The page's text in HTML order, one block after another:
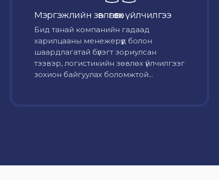
Мэргэжлийн зөвлөгөө өгөх үйлчилгээ
Бид танай компанийн гадаад
харилцааны менежерүүд болон
шаардлагатай бүлэгт зориулсан
тээвэр, логистикийн зөвлөх үйлчилгээг
зохион байгуулах боломжтой...